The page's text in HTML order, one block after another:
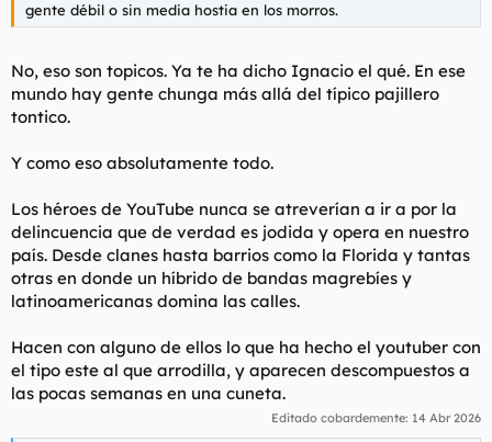
gente débil o sin media hostia en los morros.
No, eso son topicos. Ya te ha dicho Ignacio el qué. En ese
mundo hay gente chunga más allá del típico pajillero
tontico.
Y como eso absolutamente todo.
Los héroes de YouTube nunca se atreverían a ir a por la
delincuencia que de verdad es jodida y opera en nuestro
país. Desde clanes hasta barrios como la Florida y tantas
otras en donde un híbrido de bandas magrebíes y
latinoamericanas domina las calles.
Hacen con alguno de ellos lo que ha hecho el youtuber con
el tipo este al que arrodilla, y aparecen descompuestos a
las pocas semanas en una cuneta.
Editado cobardemente: 14 Abr 2026